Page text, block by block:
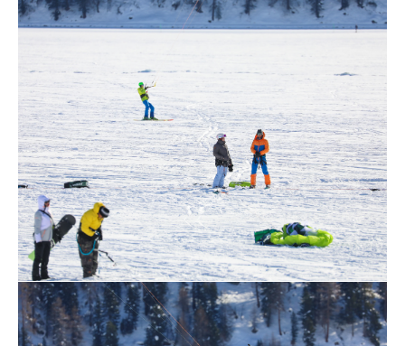
pädagogischer Erfahrung (adaptives
anpassen an den Kunden)
Kitesurfinstruktoren welche jahrelange
Erfahrung haben. Die Lehrer können den
Unterricht an jede Person anpassen, kein
Standardschulprogramm.
Schweizer Standards (von der
Administration bis zur Versicherung)